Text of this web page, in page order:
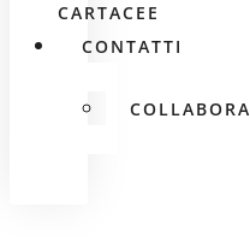
CARTACEE
CONTATTI
COLLABORA